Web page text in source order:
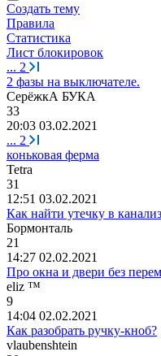
Создать тему
Правила
Статистика
Лист блокировок
... 2
2 фазы на выключателе.
СерёжкА БУКА
33
20:03 03.02.2021
... 2
коньковая ферма
Tetra
31
12:51 03.02.2021
Как найти утечку в
Бормонталь
21
14:27 02.02.2021
Про окна и двери без
eliz ™
9
14:04 02.02.2021
Как разобрать ручку-кноб?
vlaubenshtein